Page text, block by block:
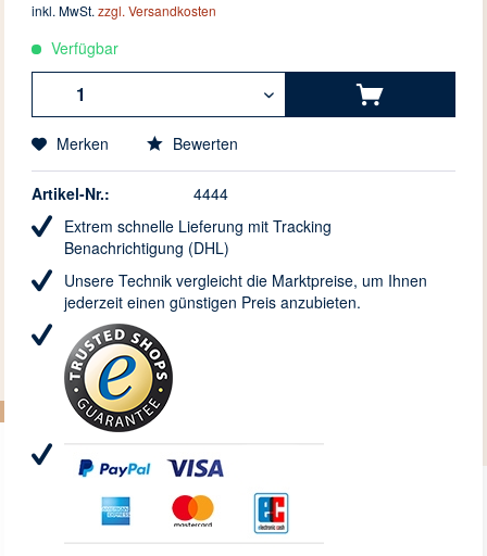
inkl. MwSt.zzgl. Versandkosten
Verfügbar
Merken Bewerten
Artikel-Nr.:
4444
Extrem schnelle Lieferung mit Tracking
Benachrichtigung (DHL)
Unsere Technik vergleicht die Marktpreise, um Ihnen
jederzeit einen günstigen Preis anzubieten.